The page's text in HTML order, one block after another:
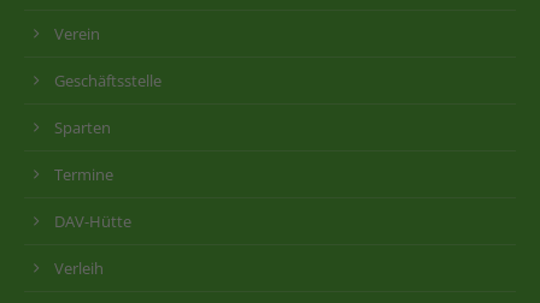
Verein
Geschäftsstelle
Sparten
Termine
DAV-Hütte
Verleih